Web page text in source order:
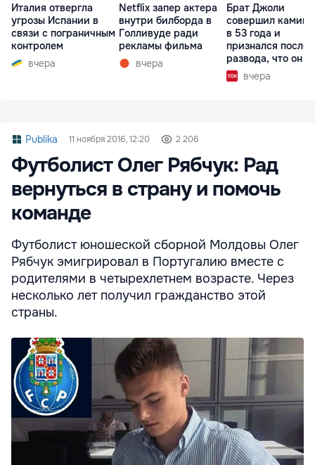
Италия отвергла
угрозы Испании в
связи с пограничным
контролем
вчера
Netflix запер актера
внутри билборда в
Голливуде ради
рекламы фильма
вчера
Брат Джоли
совершил
в 53 года и
признался после
развода, что он
вчера
Publika 11 ноября 2016, 12:20 2 206
Футболист Олег Рябчук: Рад
вернуться в страну и помочь
команде
Футболист юношеской сборной Молдовы Олег
Рябчук эмигрировал в Португалию вместе с
родителями в четырехлетнем возрасте. Через
несколько лет получил гражданство этой
страны.